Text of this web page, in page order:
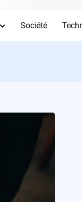
Société